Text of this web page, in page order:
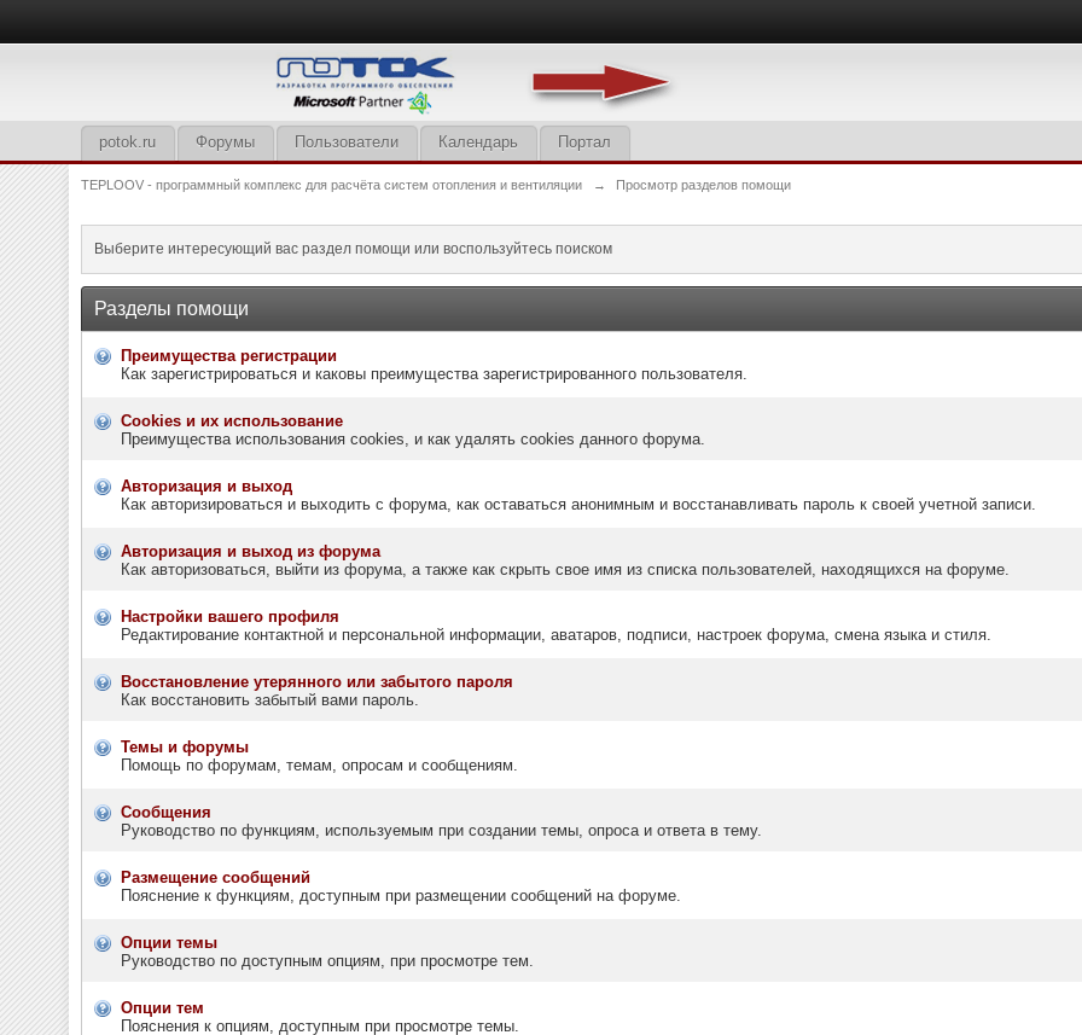
potok.ru Форумы Пользователи Календарь Портал
TEPLOOV - программный комплекс для расчёта систем отопления и вентиляции → Просмотр разделов помощи
Выберите интересующий вас раздел помощи или воспользуйтесь поиском
Разделы помощи
Преимущества регистрации
Как зарегистрироваться и каковы преимущества зарегистрированного пользователя.
Cookies и их использование
Преимущества использования cookies, и как удалять cookies данного форума.
Авторизация и выход
Как авторизироваться и выходить с форума, как оставаться анонимным и восстанавливать пароль к своей учетной записи.
Авторизация и выход из форума
Как авторизоваться, выйти из форума, а также как скрыть свое имя из списка пользователей, находящихся на форуме.
Настройки вашего профиля
Редактирование контактной и персональной информации, аватаров, подписи, настроек форума, смена языка и стиля.
Восстановление утерянного или забытого пароля
Как восстановить забытый вами пароль.
Темы и форумы
Помощь по форумам, темам, опросам и сообщениям.
Сообщения
Руководство по функциям, используемым при создании темы, опроса и ответа в тему.
Размещение сообщений
Пояснение к функциям, доступным при размещении сообщений на форуме.
Опции темы
Руководство по доступным опциям, при просмотре тем.
Опции тем
Пояснения к опциям, доступным при просмотре темы.